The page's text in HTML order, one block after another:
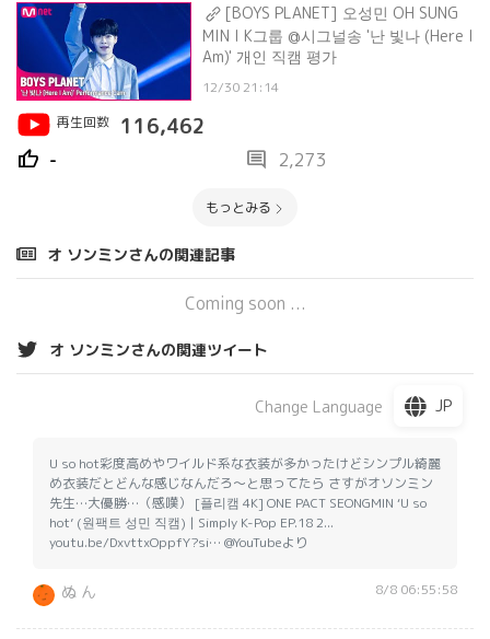
[BOYS PLANET] 오성민 OH SUNG
MIN I K그룹 @시그널송 '난 빛나 (Here I
Am)' 개인 직캠 평가
12/30 21:14
再生回数
116,462
thumb_up - comment 2,273
もっとみる
オ ソンミンさんの関連記事
Coming soon ...
オ ソンミンさんの関連ツイート
Change Language JP
U so hot彩度高めやワイルド系な衣装が多かったけどシンプル綺麗
め衣装だとどんな感じなんだろ〜と思ってたら さすがオソンミン
先生…大優勝…（感嘆） [플리캠 4K] ONE PACT SEONGMIN ‘U so
hot’ (원팩트 성민 직캠) | Simply K-Pop EP.18 2...
youtu.be/DxvttxOppfY?si… @YouTubeより
ぬ ん 8/8 06:55:58